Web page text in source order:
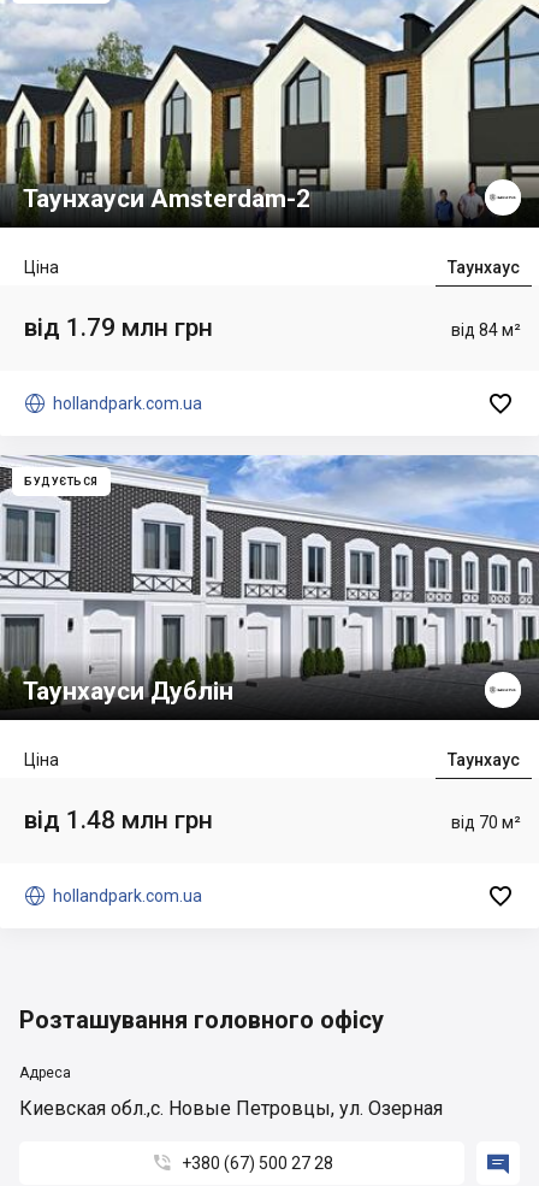
Таунхауси Amsterdam-2
Таунхаус
Ціна
від 84 м²
від 1.79 млн грн
 hollandpark.com.ua 
БУДУЄТЬСЯ
Таунхауси Дублін
Таунхаус
Ціна
від 70 м²
від 1.48 млн грн
 hollandpark.com.ua 
Розташування головного офісу
Адреса
Киевская обл.,с. Новые Петровцы, ул. Озерная
 +380 (67) 500 27 28 